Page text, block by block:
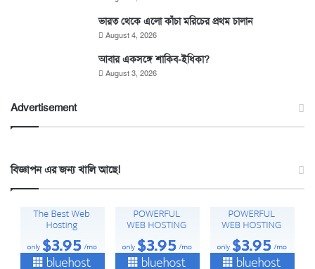
ভারত থেকে এলো কাঁচা মরিচের প্রথম চালান
August 4, 2026
আবার একসঙ্গে শাকিব-ইধিকা?
August 3, 2026
Advertisement
বিজ্ঞাপন এর জন্য খালি আছে!